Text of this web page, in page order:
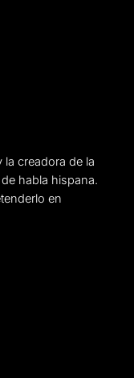
la creadora de la
habla hispana.
en